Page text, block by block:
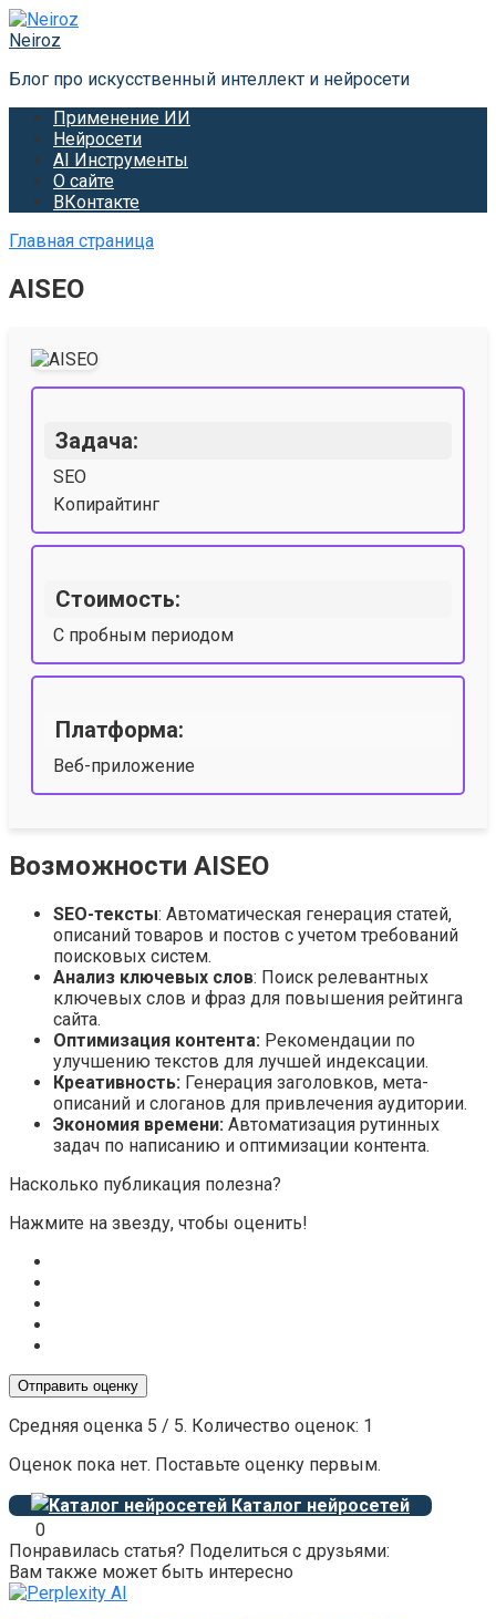
Перейти
к
Neiroz
Блог про искусственный интеллект и нейросети
Применение ИИ
Нейросети
AI Инструменты
О сайте
ВКонтакте
Главная страница
AISEO
Задача:
SEO
Копирайтинг
Стоимость:
С пробным периодом
Платформа:
Веб-приложение
Возможности AISEO
SEO-тексты: Автоматическая генерация статей,
описаний товаров и постов с учетом требований
поисковых систем.
Анализ ключевых слов: Поиск релевантных
ключевых слов и фраз для повышения рейтинга
сайта.
Оптимизация контента: Рекомендации по
улучшению текстов для лучшей индексации.
Креативность: Генерация заголовков, мета-
описаний и слоганов для привлечения аудитории.
Экономия времени: Автоматизация рутинных
задач по написанию и оптимизации контента.
Насколько публикация полезна?
Нажмите на звезду, чтобы оценить!
Отправить оценку
Средняя оценка 5 / 5. Количество оценок: 1
Оценок пока нет. Поставьте оценку первым.
Каталог нейросетей
0
Понравилась статья? Поделиться с друзьями:
Вам также может быть интересно